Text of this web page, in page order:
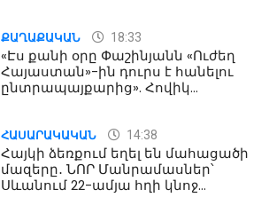
ՔԱՂԱՔԱԿԱՆ 18:33
«Էս քանի օրը Փաշինյանն «Ուժեղ
Հայաստան»-ին դուրս է հանելու
ընտրապայքարից». Հովիկ
ՀԱՍԱՐԱԿԱԿԱՆ 14:38
Հայկի ձեռքում եղել են մահացածի
մազերը․ ՆՈՐ Մանրամասներ՝
Սևանում 22-ամյա հղի կնոջ